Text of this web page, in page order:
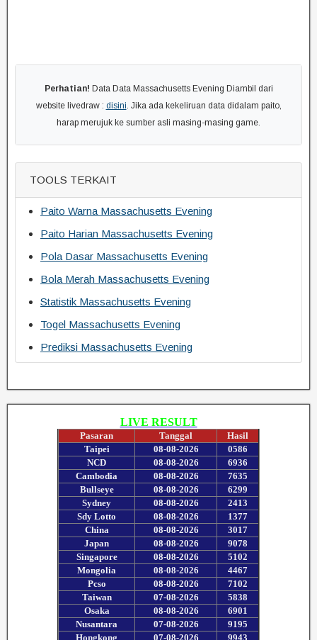
Perhatian! Data Data Massachusetts Evening Diambil dari
website livedraw : disini. Jika ada kekeliruan data didalam paito,
harap merujuk ke sumber asli masing-masing game.
TOOLS TERKAIT
Paito Warna Massachusetts Evening
Paito Harian Massachusetts Evening
Pola Dasar Massachusetts Evening
Bola Merah Massachusetts Evening
Statistik Massachusetts Evening
Togel Massachusetts Evening
Prediksi Massachusetts Evening